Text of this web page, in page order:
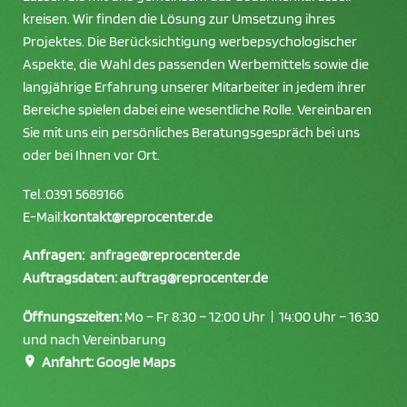
kreisen. Wir finden die Lösung zur Umsetzung ihres
Projektes. Die Berücksichtigung werbepsychologischer
Aspekte, die Wahl des passenden Werbemittels sowie die
langjährige Erfahrung unserer Mitarbeiter in jedem ihrer
Bereiche spielen dabei eine wesentliche Rolle. Vereinbaren
Sie mit uns ein persönliches Beratungsgespräch bei uns
oder bei Ihnen vor Ort.
Tel.:0391 5689166
E-Mail:kontakt@reprocenter.de
Anfragen: anfrage@reprocenter.de
Auftragsdaten:auftrag@reprocenter.de
Öffnungszeiten: Mo – Fr 8:30 – 12:00 Uhr | 14:00 Uhr – 16:30
und nach Vereinbarung
Anfahrt:Google Maps